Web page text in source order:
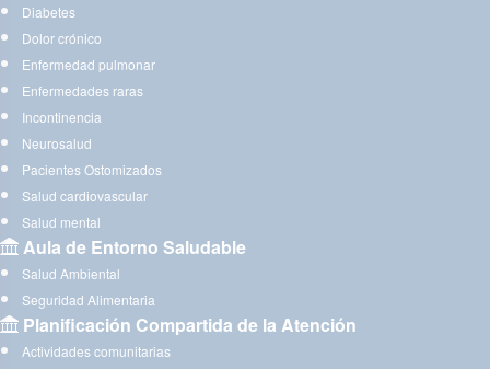
Diabetes
Dolor crónico
Enfermedad pulmonar
Enfermedades raras
Incontinencia
Neurosalud
Pacientes Ostomizados
Salud cardiovascular
Salud mental
Aula de Entorno Saludable
Salud Ambiental
Seguridad Alimentaria
Planificación Compartida de la Atención
Actividades comunitarias